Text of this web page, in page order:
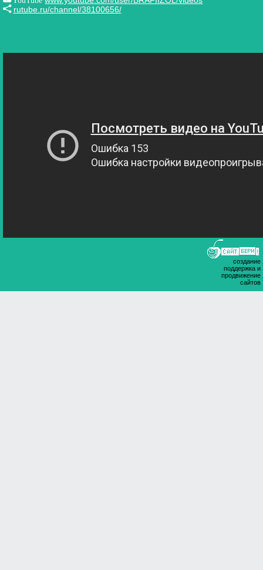
rutube.ru/channel/38100656/
создание
поддержка и
продвижение
сайтов